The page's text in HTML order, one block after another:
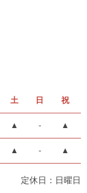
土 日 祝
▲ - ▲
▲ - ▲
定休日：日曜日